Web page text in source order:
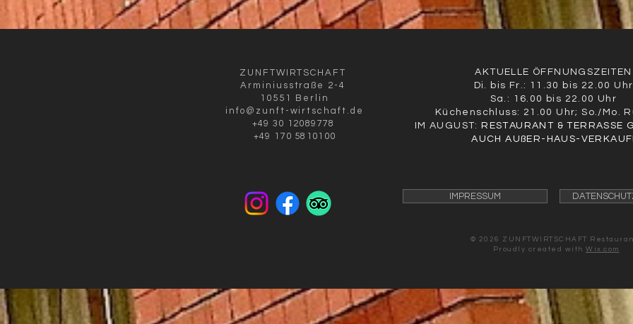
ZUNFTWIRTSCHAFT
Arminiusstraße 2-4
10551 Berlin
info@zunft-wirtschaft.de
+49 30 12089778
+49 170 5810100
AKTUELLE ÖFFNUNGSZEITEN
Di. bis Fr.: 11.30 bis 22.00 Uhr
Sa.: 16.00 bis 22.00 Uhr
Küchenschluss: 21.00 Uhr; So./Mo.
IM AUGUST:
RESTAURANT & TERRASSE
AUCH AUßER-HAUS-VERKAUF!
IMPRESSUM
© 2026 ZUNFTWIRTSCHAFT
Proudly created with Wix.com